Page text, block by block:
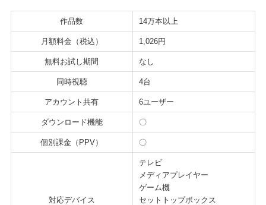
作品数 14万本以上
月額料金（税込） 1,026円
無料お試し期間 なし
同時視聴 4台
アカウント共有 6ユーザー
ダウンロード機能 〇
個別課金（PPV） 〇
対応デバイス
テレビ
メディアプレイヤー
ゲーム機
セットトップボックス